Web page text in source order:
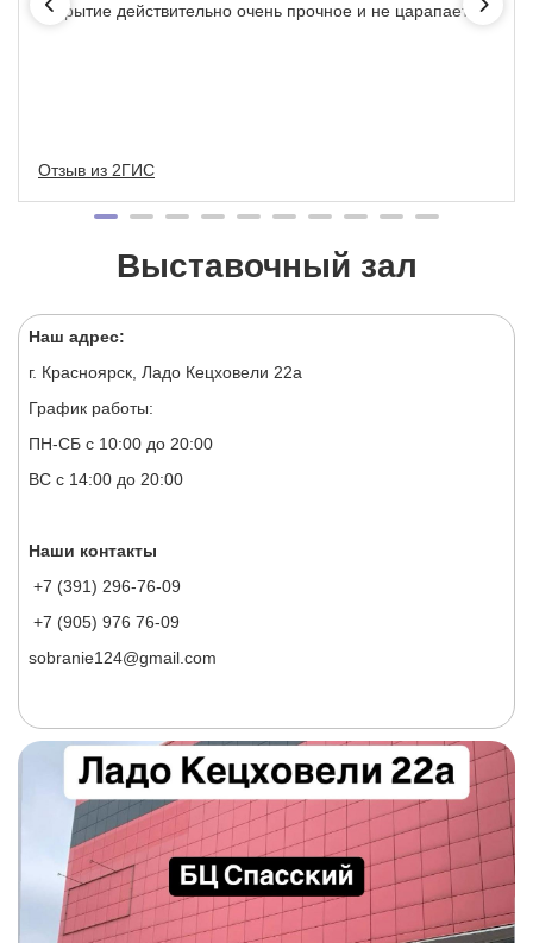
покрытие действительно очень прочное и не царапается
Отзыв из 2ГИС
Выставочный зал
Наш адрес:
г. Красноярск, Ладо Кецховели 22а
График работы:
ПН-СБ с 10:00 до 20:00
ВС с 14:00 до 20:00
Наши контакты
+7 (391) 296-76-09
+7 (905) 976 76-09
sobranie124@gmail.com